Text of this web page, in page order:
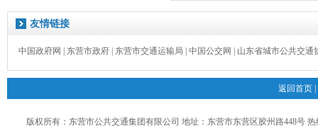
友情链接
中国政府网 东营市政府 东营市交通运输局 中国公交网 山东省城市公共交通
返回首页
版权所有：东营市公共交通集团有限公司 地址：东营市东营区胶州路448号